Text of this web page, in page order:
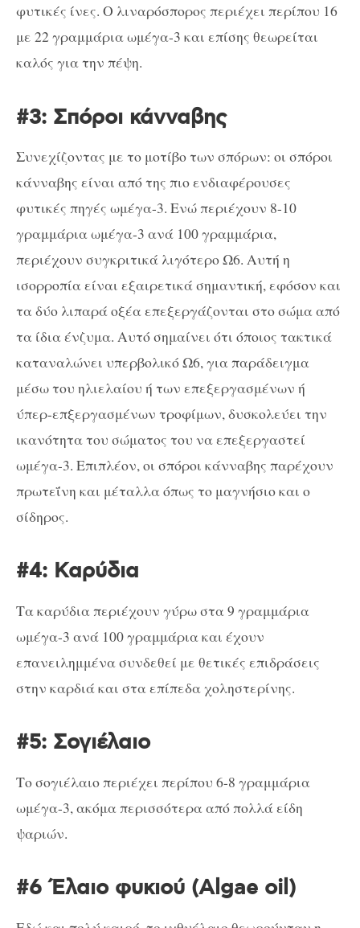
φυτικές ίνες. Ο λιναρόσπορος περιέχει περίπου 16
με 22 γραμμάρια ωμέγα-3 και επίσης θεωρείται
καλός για την πέψη.
#3: Σπόροι κάνναβης
Συνεχίζοντας με το μοτίβο των σπόρων: οι σπόροι
κάνναβης είναι από της πιο ενδιαφέρουσες
φυτικές πηγές ωμέγα-3. Ενώ περιέχουν 8-10
γραμμάρια ωμέγα-3 ανά 100 γραμμάρια,
περιέχουν συγκριτικά λιγότερο Ω6. Αυτή η
ισορροπία είναι εξαιρετικά σημαντική, εφόσον και
τα δύο λιπαρά οξέα επεξεργάζονται στο σώμα από
τα ίδια ένζυμα. Αυτό σημαίνει ότι όποιος τακτικά
καταναλώνει υπερβολικό Ω6, για παράδειγμα
μέσω του ηλιελαίου ή των επεξεργασμένων ή
ύπερ-επξεργασμένων τροφίμων, δυσκολεύει την
ικανότητα του σώματος του να επεξεργαστεί
ωμέγα-3. Επιπλέον, οι σπόροι κάνναβης παρέχουν
πρωτεΐνη και μέταλλα όπως το μαγνήσιο και ο
σίδηρος.
#4: Καρύδια
Τα καρύδια περιέχουν γύρω στα 9 γραμμάρια
ωμέγα-3 ανά 100 γραμμάρια και έχουν
επανειλημμένα συνδεθεί με θετικές επιδράσεις
στην καρδιά και στα επίπεδα χοληστερίνης.
#5: Σογιέλαιο
Το σογιέλαιο περιέχει περίπου 6-8 γραμμάρια
ωμέγα-3, ακόμα περισσότερα από πολλά είδη
ψαριών.
#6 Έλαιο φυκιού (Algae oil)